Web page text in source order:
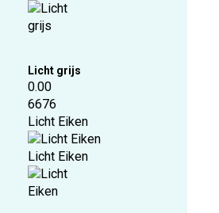
Licht grijs
0.00
6676
Licht Eiken
Licht Eiken